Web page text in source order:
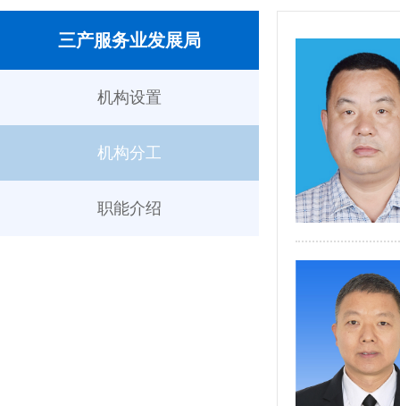
三产服务业发展局
机构设置
机构分工
职能介绍